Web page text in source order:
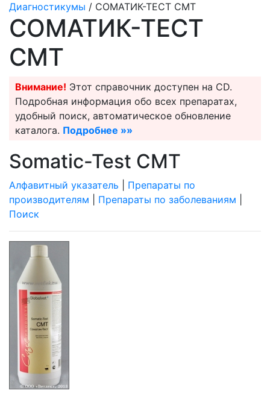
Диагностикумы / СОМАТИК-ТЕСТ СМТ
СОМАТИК-ТЕСТ
СМТ
Внимание! Этот справочник доступен на CD.
Подробная информация обо всех препаратах,
удобный поиск, автоматическое обновление
каталога. Подробнее »»
Somatic-Test CMT
Алфавитный указатель
Препараты по
производителям
Препараты по заболеваниям
Поиск